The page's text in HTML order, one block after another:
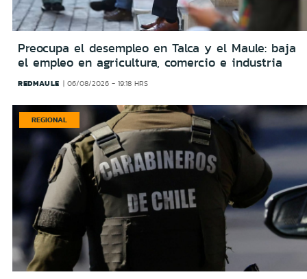
Preocupa el desempleo en Talca y el Maule: baja
el empleo en agricultura, comercio e industria
REDMAULE 06/08/2026 - 19:18 HRS
REGIONAL